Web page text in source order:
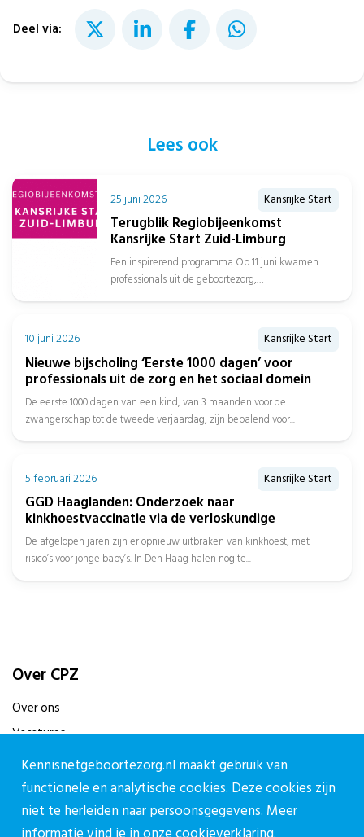
Deel via:
Lees ook
25 juni 2026 Kansrijke Start
Terugblik Regiobijeenkomst
Kansrijke Start Zuid-Limburg
Een inspirerend programma Op 11 juni kwamen
professionals uit de geboortezorg,
10 juni 2026 Kansrijke Start
Nieuwe bijscholing ‘Eerste 1000 dagen’ voor
professionals uit de zorg en het sociaal domein
De eerste 1000 dagen van een kind, van 3 maanden voor de
zwangerschap tot de tweede verjaardag, zijn bepalend voor...
5 februari 2026 Kansrijke Start
GGD Haaglanden: Onderzoek naar
kinkhoestvaccinatie via de verloskundige
De afgelopen jaren zijn er opnieuw uitbraken van kinkhoest, met
risico’s voor jonge baby’s. In Den Haag halen nog te...
Over CPZ
Over ons
Vacatures
Contact
Contact
Kennisnetgeboortezorg.nl maakt gebruik van
functionele en analytische cookies. Deze cookies zijn
niet te herleiden naar persoonsgegevens. Meer